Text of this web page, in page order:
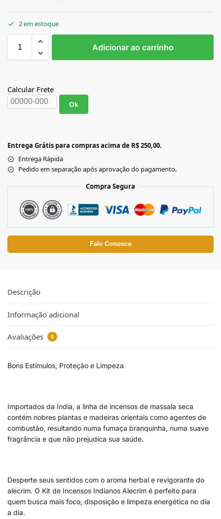
2 em estoque
Adicionar ao carrinho
Calcular Frete
Ok
Entrega Grátis para compras acima de R$ 250,00.
Entrega Rápida
Pedido em separação após aprovação do pagamento.
Compra Segura
Fale Conosco
Descrição
Informação adicional
Avaliações 0
Bons Estímulos, Proteção e Limpeza
Importados da Índia, a linha de incensos de massala seca
contém nobres plantas e madeiras orientais como agentes de
combustão, resultando numa fumaça branquinha, numa suave
fragrância e que não prejudica sua saúde.
Desperte seus sentidos com o aroma herbal e revigorante do
alecrim. O Kit de Incensos Indianos Alecrim é perfeito para
quem busca mais foco, disposição e limpeza energética no dia
a dia.